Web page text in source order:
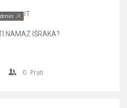
IT
NAMAZ IŠRAKA?
0 Prati